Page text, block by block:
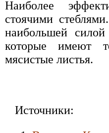
Наиболее
стоячими
наибольшей
которые имеют
мясистые листья.
Источники: